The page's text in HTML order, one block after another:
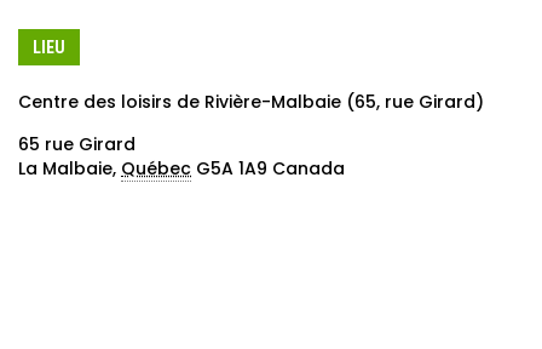
LIEU
Centre des loisirs de Rivière-Malbaie (65, rue Girard)
65 rue Girard
La Malbaie, Québec G5A 1A9 Canada